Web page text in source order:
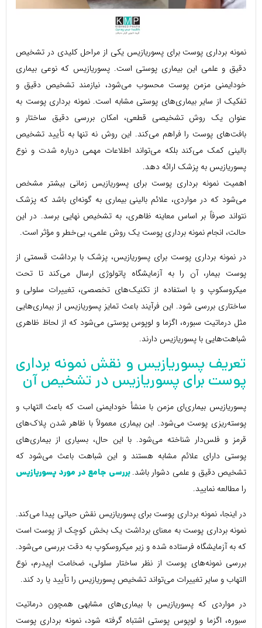
نمونه برداری پوست برای پسوریازیس یکی از مراحل کلیدی در تشخیص
دقیق و علمی این بیماری پوستی است. پسوریازیس که نوعی بیماری
خودایمنی مزمن پوست محسوب می‌شود، نیازمند تشخیص دقیق و
تفکیک از سایر بیماری‌های پوستی مشابه است. نمونه برداری پوست به
عنوان یک روش تشخیصی قطعی، امکان بررسی دقیق ساختار و
بافت‌های پوست را فراهم می‌کند. این روش نه تنها به تأیید تشخیص
بالینی کمک می‌کند بلکه می‌تواند اطلاعات مهمی درباره شدت و نوع
پسوریازیس به پزشک ارائه دهد.
اهمیت نمونه برداری پوست برای پسوریازیس زمانی بیشتر مشخص
می‌شود که در مواردی، علائم بالینی بیماری به گونه‌ای باشد که پزشک
نتواند صرفاً بر اساس معاینه ظاهری، به تشخیص نهایی برسد. در این
حالت، انجام نمونه برداری پوست یک روش علمی، بی‌خطر و مؤثر است.
در نمونه برداری پوست برای پسوریازیس، پزشک با برداشت قسمتی از
پوست بیمار، آن را به آزمایشگاه پاتولوژی ارسال می‌کند تا تحت
میکروسکوپ و با استفاده از تکنیک‌های تخصصی، تغییرات سلولی و
ساختاری بررسی شود. این فرآیند باعث تمایز پسوریازیس از بیماری‌هایی
مثل درماتیت سبوره، اگزما و لوپوس پوستی می‌شود که از لحاظ ظاهری
شباهت‌هایی با پسوریازیس دارند.
تعریف پسوریازیس و نقش نمونه برداری
پوست برای پسوریازیس در تشخیص آن
پسوریازیس بیماری‌ای مزمن با منشأ خودایمنی است که باعث التهاب و
پوسته‌ریزی پوست می‌شود. این بیماری معمولاً با ظاهر شدن پلاک‌های
قرمز و فلس‌دار شناخته می‌شود. با این حال، بسیاری از بیماری‌های
پوستی دارای علائم مشابه هستند و این شباهت باعث می‌شود که
تشخیص دقیق و علمی دشوار باشد. بررسی جامع در مورد پسوریازیس
را مطالعه نمایید.
در اینجا، نمونه برداری پوست برای پسوریازیس نقش حیاتی پیدا می‌کند.
نمونه برداری پوست به معنای برداشت یک بخش کوچک از پوست است
که به آزمایشگاه فرستاده شده و زیر میکروسکوپ به دقت بررسی می‌شود.
بررسی نمونه‌های پوست از نظر ساختار سلولی، ضخامت اپیدرم، نوع
التهاب و سایر تغییرات می‌تواند تشخیص پسوریازیس را تأیید یا رد کند.
در مواردی که پسوریازیس با بیماری‌های مشابهی همچون درماتیت
سبوره، اگزما و لوپوس پوستی اشتباه گرفته شود، نمونه برداری پوست